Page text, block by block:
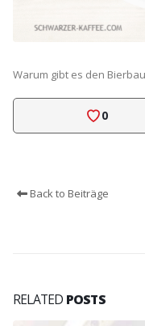
Warum gibt es den
0
Back to Beiträge
RELATED POSTS